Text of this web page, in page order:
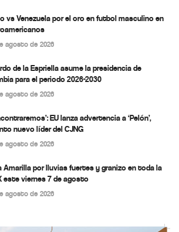
vs Venezuela por el oro en futbol masculino en
agosto de 2026
de la Espriella asume la presidencia de
para el periodo 2026-2030
agosto de 2026
EU lanza advertencia a ‘Pelón’,
nuevo líder del CJNG
agosto de 2026
Amarilla por lluvias fuertes y granizo en toda la
este viernes 7 de agosto
agosto de 2026